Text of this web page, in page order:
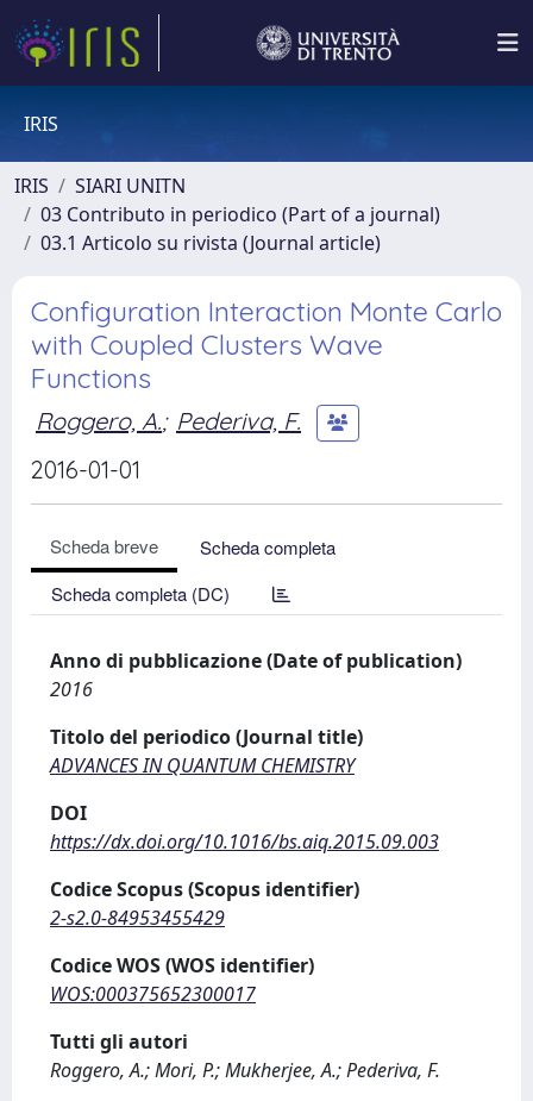
IRIS
IRIS
SIARI UNITN
03 Contributo in periodico (Part of a journal)
03.1 Articolo su rivista (Journal article)
Configuration Interaction Monte Carlo
with Coupled Clusters Wave
Functions
Roggero, A.; Pederiva, F.
2016-01-01
Scheda breve
Scheda completa
Scheda completa (DC)
Anno di pubblicazione (Date of publication)
2016
Titolo del periodico (Journal title)
ADVANCES IN QUANTUM CHEMISTRY
DOI
https://dx.doi.org/10.1016/bs.aiq.2015.09.003
Codice Scopus (Scopus identifier)
2-s2.0-84953455429
Codice WOS (WOS identifier)
WOS:000375652300017
Tutti gli autori
Roggero, A.; Mori, P.; Mukherjee, A.; Pederiva, F.